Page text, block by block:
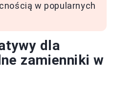
w popularnych
dla
zamienniki w